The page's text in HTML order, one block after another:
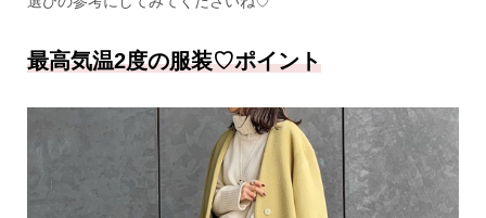
最高気温2度の服装♡ポイント